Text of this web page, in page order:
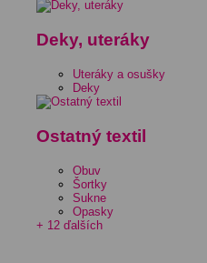
Deky, uteráky
Uteráky a osušky
Deky
Ostatný textil
Obuv
Šortky
Sukne
Opasky
+ 12 ďalších